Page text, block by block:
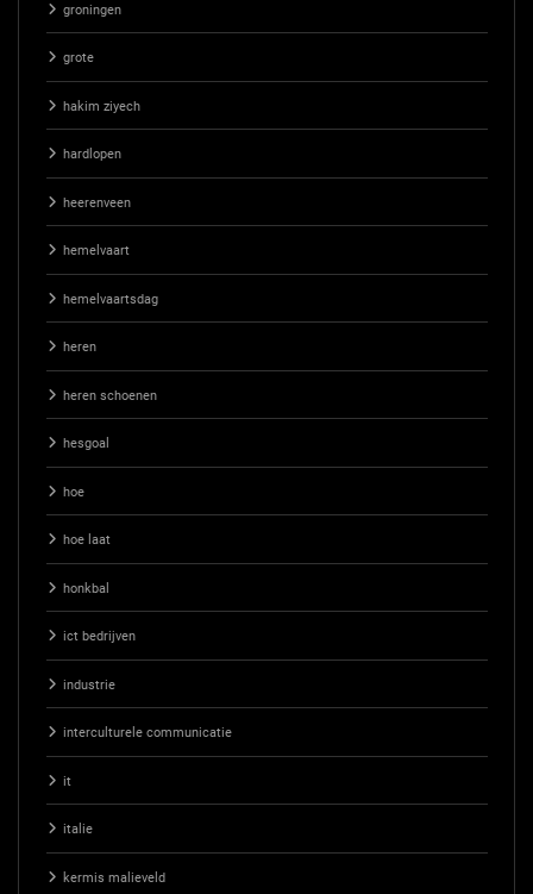
groningen
grote
hakim ziyech
hardlopen
heerenveen
hemelvaart
hemelvaartsdag
heren
heren schoenen
hesgoal
hoe
hoe laat
honkbal
ict bedrijven
industrie
interculturele communicatie
it
italie
kermis malieveld